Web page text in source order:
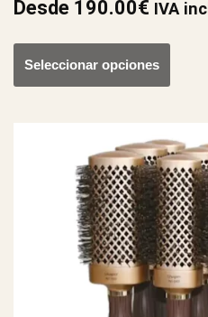
Desde 190.00€ IVA incl
Seleccionar opciones